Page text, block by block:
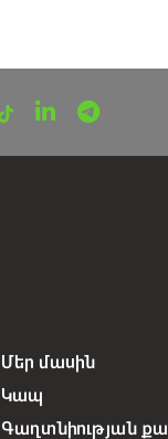
Մեր մասին
Կապ
Գաղտնիության